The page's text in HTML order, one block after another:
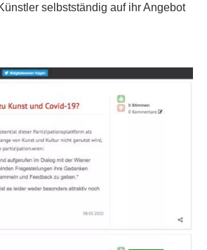
selbstständig auf ihr Angebot